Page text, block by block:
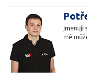
jmenuji
mě